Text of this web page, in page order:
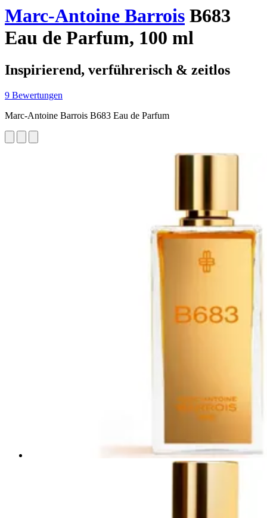
Marc-Antoine Barrois B683
Eau de Parfum, 100 ml
Inspirierend, verführerisch & zeitlos
9 Bewertungen
Marc-Antoine Barrois B683 Eau de Parfum